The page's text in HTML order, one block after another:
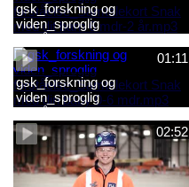
gsk_forskning og
viden_sproglig
forståelse_Samtalekort Snak
med dit barn 6 mdr-2 år.mp3
01:11
gsk_forskning og
viden_sproglig
forståelse_Samtalekort Snak
med din baby 0-6 mdr.mp302:52